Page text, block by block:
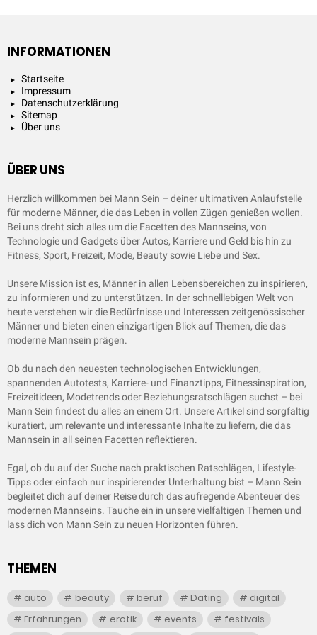
INFORMATIONEN
Startseite
Impressum
Datenschutzerklärung
Sitemap
Über uns
ÜBER UNS
Herzlich willkommen bei Mann Sein – deiner ultimativen Anlaufstelle
für moderne Männer, die das Leben in vollen Zügen genießen wollen.
Bei uns dreht sich alles um die Facetten des Mannseins, von
Technologie und Gadgets über Autos, Karriere und Geld bis hin zu
Fitness, Sport, Freizeit, Mode, Beauty sowie Liebe und Sex.
Unsere Mission ist es, Männer in allen Lebensbereichen zu inspirieren,
zu informieren und zu unterstützen. In der schnelllebigen Welt von
heute verstehen wir die Bedürfnisse und Interessen zeitgenössischer
Männer und bieten einen einzigartigen Blick auf Themen, die das
moderne Mannsein prägen.
Ob du nach den neuesten technologischen Entwicklungen,
spannenden Autotests, Karriere- und Finanztipps, Fitnessinspiration,
Freizeitideen, Modetrends oder Beziehungsratschlägen suchst – bei
Mann Sein findest du alles an einem Ort. Unsere Artikel sind sorgfältig
kuratiert, um relevante und interessante Inhalte zu liefern, die das
Mannsein in all seinen Facetten reflektieren.
Egal, ob du auf der Suche nach praktischen Ratschlägen, Lifestyle-
Tipps oder einfach nur inspirierender Unterhaltung bist – Mann Sein
begleitet dich auf deiner Reise durch das aufregende Abenteuer des
modernen Mannseins. Tauche ein in unsere vielfältigen Themen und
lass dich von Mann Sein zu neuen Horizonten führen.
THEMEN
auto beauty beruf Dating
digital
Erfahrungen
erotik events
festivals